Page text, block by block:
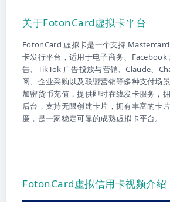
关于FotonCard虚拟卡平台
FotonCard 虚拟卡是一个支持
卡发行平台，适用于电子商务、
告、TikTok 广告投放与营销、Claude、
阅、企业采购以及联盟营销等多种支付场
加密货币充值，提供即时在线发卡服务，
后台，支持无限创建卡片，拥有丰富的卡
廉，是一家稳定可靠的成熟虚拟卡平台。
FotonCard虚拟信用卡视频介绍